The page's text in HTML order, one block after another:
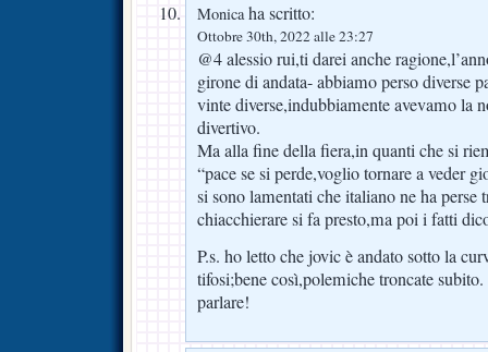
Monicaha scritto:
Ottobre 30th, 2022 alle 23:27
@4 alessio rui,ti darei anche
girone di andata- abbiamo perso diverse
vinte diverse,indubbiamente avevamo la
divertivo.
Ma alla fine della fiera,in quanti che si
“pace se si perde,voglio tornare a veder
si sono lamentati che italiano ne ha perse
chiacchierare si fa presto,ma poi i fatti
P.s. ho letto che jovic è andato sotto la
tifosi;bene così,polemiche troncate
parlare!